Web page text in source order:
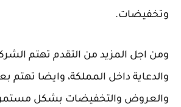
وتخفيضات.
ومن اجل المزيد من التقدم تهتم
والدعاية داخل المملكة، وايضا
والعروض والتخفيضات بشكل